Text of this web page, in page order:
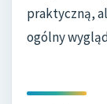
praktyczną,
ogólny